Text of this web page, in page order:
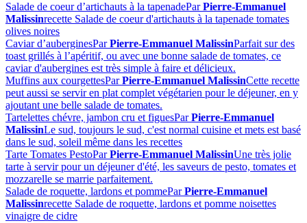
Salade de coeur d’artichauts à la tapenadeParPierre-Emmanuel
Malissinrecette Salade de coeur d'artichauts à la tapenade tomates
olives noires
Caviar d’auberginesParPierre-Emmanuel MalissinParfait sur des
toast grillés à l’apéritif, ou avec une bonne salade de tomates, ce
caviar d'aubergines est très simple à faire et délicieux.
Muffins aux courgettesParPierre-Emmanuel MalissinCette recette
peut aussi se servir en plat complet végétarien pour le déjeuner, en y
ajoutant une belle salade de tomates.
Tartelettes chévre, jambon cru et figuesParPierre-Emmanuel
MalissinLe sud, toujours le sud, c'est normal cuisine et mets est basé
dans le sud, soleil même dans les recettes
Tarte Tomates PestoParPierre-Emmanuel MalissinUne très jolie
tarte à servir pour un déjeuner d'été, les saveurs de pesto, tomates et
mozzarelle se marrie parfaitement.
Salade de roquette, lardons et pommeParPierre-Emmanuel
Malissinrecette Salade de roquette, lardons et pomme noisettes
vinaigre de cidre